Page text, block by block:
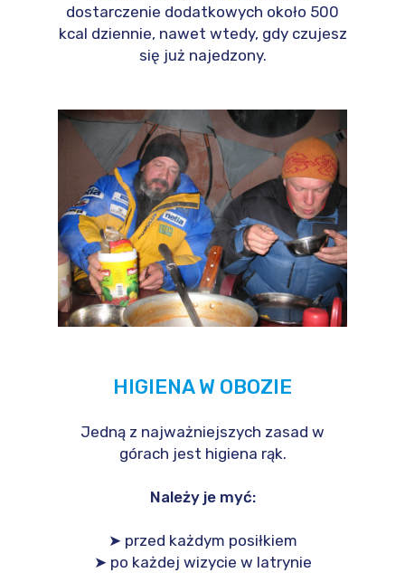
dostarczenie dodatkowych około 500
kcal dziennie, nawet wtedy, gdy czujesz
się już najedzony.
HIGIENA W OBOZIE
Jedną z najważniejszych zasad w
górach jest higiena rąk.
Należy je myć:
➤ przed każdym posiłkiem
➤ po każdej wizycie w latrynie